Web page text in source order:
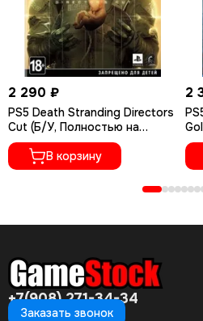
2 290 ₽
PS5 Death Stranding Directors
Cut (Б/У, Полностью на
русском языке, PPSA-01968)
В корзину
2
на
+7(908) 271-34-34
Заказать звонок